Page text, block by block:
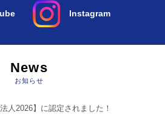
Instagram
News
人2026】に認定されました！